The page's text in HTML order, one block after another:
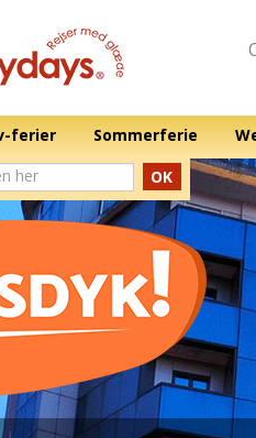
ferier Sommerferie
OK